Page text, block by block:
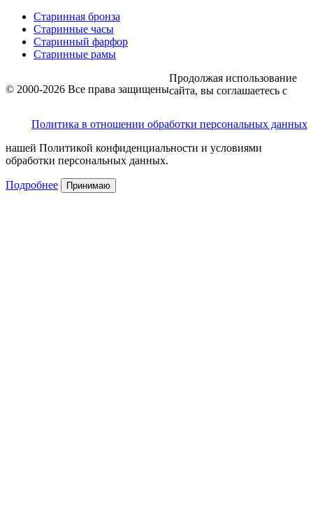
Старинная бронза
Старинные часы
Старинный фарфор
Старинные рамы
© 2000-2026 Все права защищены
Политика в отношении обработки персональных данных
Продолжая использование
сайта, вы соглашаетесь с
нашей Политикой конфиденциальности и условиями
обработки персональных данных.
Подробнее Принимаю